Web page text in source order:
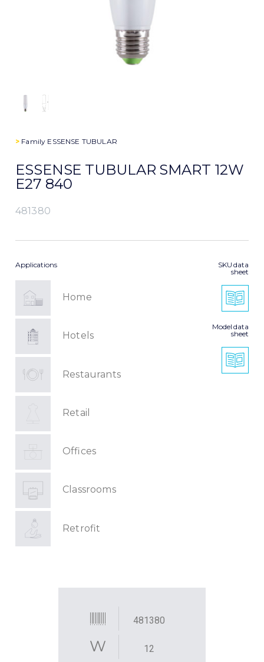
> Family ESSENSE TUBULAR
ESSENSE TUBULAR SMART 12W
E27 840
481380
Applications
Home
Hotels
Restaurants
Retail
Offices
Classrooms
Retrofit
SKU data
sheet
Model data
sheet
481380
12